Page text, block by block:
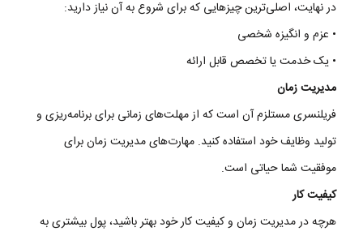
درنهایت، اصلی‌ترینچیزهایی کهبرای شروعبهآننیازدارید:
• عزم و انگیزه شخصی
• یکخدمتیاتخصص قابل ارائه
مدیریتزمان
فریلنسریمستلزمآن استکه ازمهلت‌های زمانی برایبرنامه‌ریزی و
تولید وظایفخود استفادهکنید. مهارت‌هایمدیریت زمانبرای
موفقیت شماحیاتی است.
کیفیتکار
هرچهدرمدیریت زمان وکیفیتکارخودبهترباشید،پولبیشتریبه